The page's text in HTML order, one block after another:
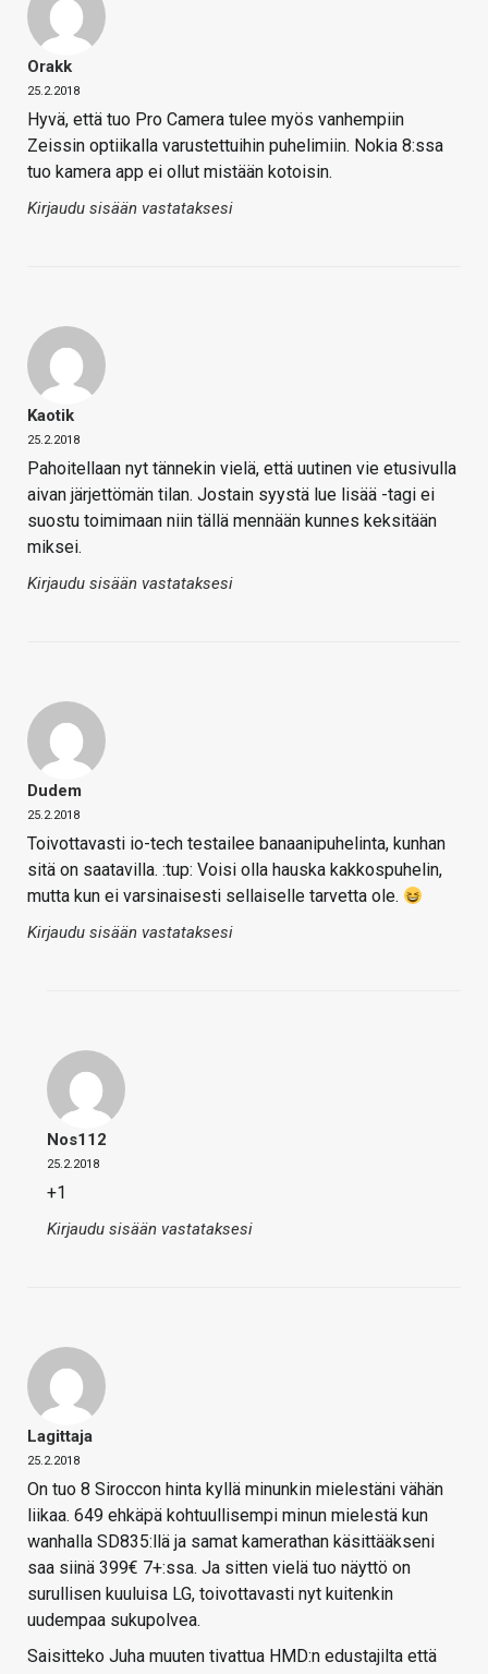
Orakk
25.2.2018
Hyvä, että tuo Pro Camera tulee myös vanhempiin
Zeissin optiikalla varustettuihin puhelimiin. Nokia 8:ssa
tuo kamera app ei ollut mistään kotoisin.
Kirjaudu sisään vastataksesi
Kaotik
25.2.2018
Pahoitellaan nyt tännekin vielä, että uutinen vie etusivulla
aivan järjettömän tilan. Jostain syystä lue lisää -tagi ei
suostu toimimaan niin tällä mennään kunnes keksitään
miksei.
Kirjaudu sisään vastataksesi
Dudem
25.2.2018
Toivottavasti io-tech testailee banaanipuhelinta, kunhan
sitä on saatavilla. :tup: Voisi olla hauska kakkospuhelin,
mutta kun ei varsinaisesti sellaiselle tarvetta ole.
Kirjaudu sisään vastataksesi
Nos112
25.2.2018
+1
Kirjaudu sisään vastataksesi
Lagittaja
25.2.2018
On tuo 8 Siroccon hinta kyllä minunkin mielestäni vähän
liikaa. 649 ehkäpä kohtuullisempi minun mielestä kun
wanhalla SD835:llä ja samat kamerathan käsittääkseni
saa siinä 399€ 7+:ssa. Ja sitten vielä tuo näyttö on
surullisen kuuluisa LG, toivottavasti nyt kuitenkin
uudempaa sukupolvea.
Saisitteko Juha muuten tivattua HMD:n edustajilta että